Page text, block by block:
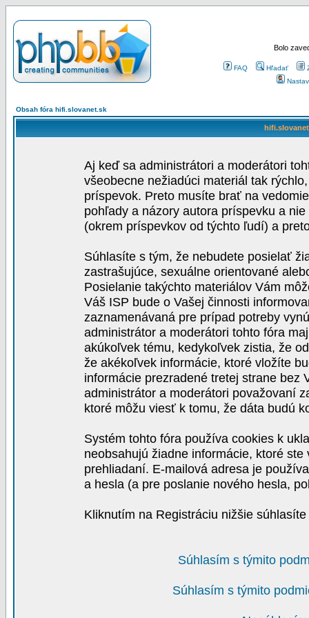
Bolo
FAQ Hľadať
Obsah fóra hifi.slovanet.sk
Aj keď sa administrátori a moderátori
všeobecne nežiadúci materiál tak
príspevok. Preto musíte brať na
pohľady a názory autora príspevku a
(okrem príspevkov od týchto ľudí) a
Súhlasíte s tým, že nebudete posielať
zastrašujúce, sexuálne orientované
Posielanie takýchto materiálov Vám
Váš ISP bude o Vašej činnosti
zaznamenávaná pre prípad potreby
administrátor a moderátori tohto fóra
akúkoľvek tému, kedykoľvek zistia, že
že akékoľvek informácie, ktoré vložíte
informácie prezradené tretej strane bez
administrátor a moderátori považovaní
ktoré môžu viesť k tomu, že dáta budú
Systém tohto fóra používa cookies k
neobsahujú žiadne informácie, ktoré
prehliadaní. E-mailová adresa je
a hesla (a pre poslanie nového hesla,
Kliknutím na Registráciu nižšie
Súhlasím s týmito
Súhlasím s týmito